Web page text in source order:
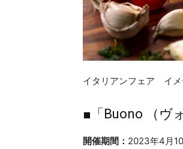
イタリアンフェア イメ
■「Buono （ヴ
開催期間： 2023年4月